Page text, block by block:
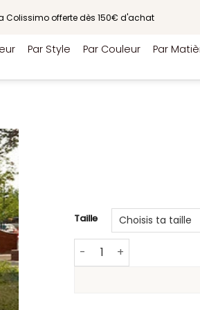
Colissimo offerte dès 150€ d'achat
Par Style Par Couleur Par
Taille
quantité de Robe Chic